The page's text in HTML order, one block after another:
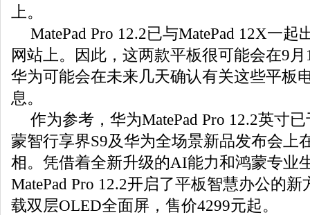
上。
MatePad Pro 12.2已与MatePad 12X一
网站上。因此，这两款平板很可能会在9
华为可能会在未来几天确认有关这些平板
息。
作为参考，华为MatePad Pro 12.2英寸
蒙智行享界S9及华为全场景新品发布会上
相。凭借着全新升级的AI能力和鸿蒙专业
MatePad Pro 12.2开启了平板智慧办公的
载双层OLED全面屏，售价4299元起。